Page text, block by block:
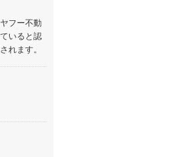
フー不動
いると認
れます。